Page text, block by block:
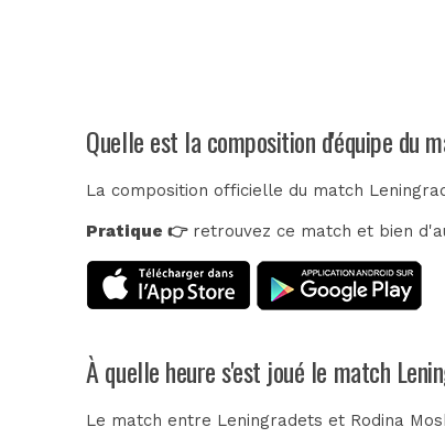
Quelle est la composition d'équipe du
La composition officielle du match
Pratique 👉retrouvez ce match et bien
À quelle heure s'est joué le match
Le match entre Leningradets et Rodina